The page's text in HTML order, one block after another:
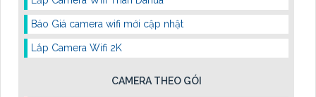
Báo Giá camera wifi mới cập nhật
Lắp Camera Wifi 2K
CAMERA THEO GÓI